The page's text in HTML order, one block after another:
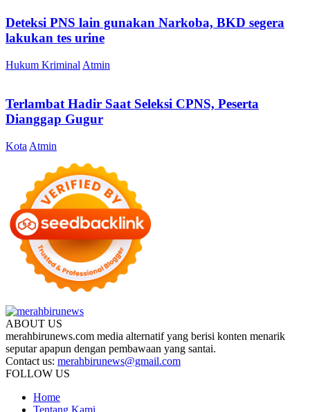
Deteksi PNS lain gunakan Narkoba, BKD segera
lakukan tes urine
Hukum Kriminal Atmin
Terlambat Hadir Saat Seleksi CPNS, Peserta
Dianggap Gugur
Kota Atmin
ABOUT US
merahbirunews.com media alternatif yang berisi konten menarik
seputar apapun dengan pembawaan yang santai.
Contact us: merahbirunews@gmail.com
FOLLOW US
Home